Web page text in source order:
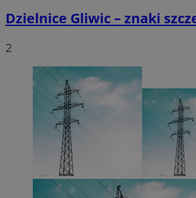
Dzielnice Gliwic – znaki
2